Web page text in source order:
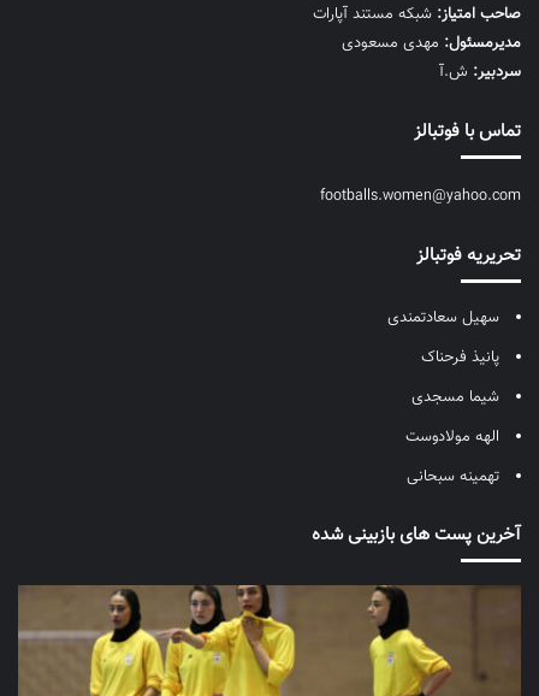
صاحب امتیاز: شبکه مستند آپارات
مديرمسئول: مهدی مسعودی
سردبیر: ش.آ
تماس با فوتبالز
footballs.women@yahoo.com
تحریریه فوتبالز
سهیل سعادتمندی
پانیذ فرحناک
شیما مسجدی
الهه مولادوست
تهمینه سبحانی
آخرین پست های بازبینی شده